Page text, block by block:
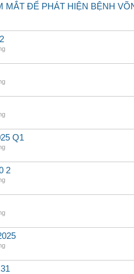
MẮT ĐỂ PHÁT HIỆN BỆNH
Q1
2